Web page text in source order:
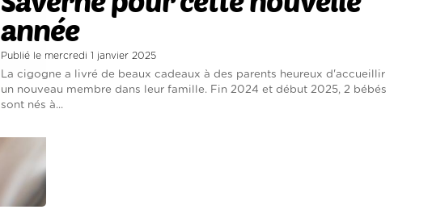
année
Publié le mercredi 1 janvier 2025
La cigogne a livré de beaux cadeaux à des parents heureux d'accueillir
un nouveau membre dans leur famille. Fin 2024 et début 2025, 2 bébés
sont nés à...